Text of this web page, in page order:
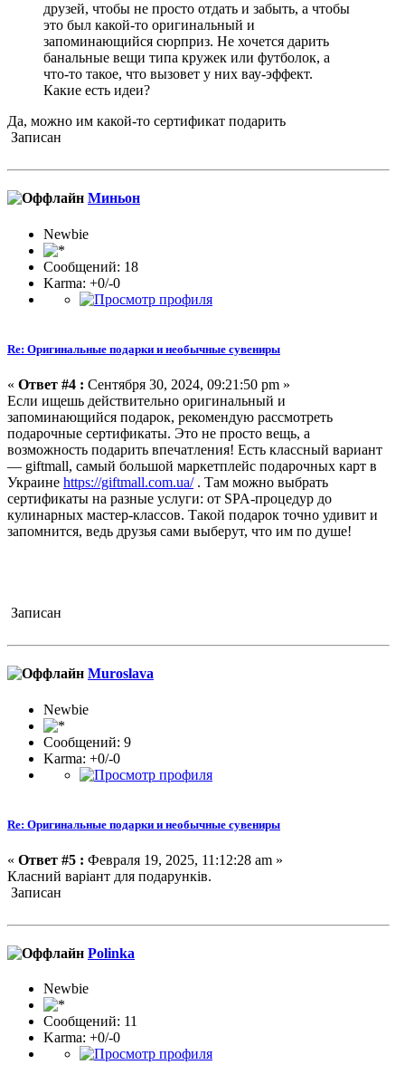
друзей, чтобы не просто отдать и забыть, а чтобы
это был какой-то оригинальный и
запоминающийся сюрприз. Не хочется дарить
банальные вещи типа кружек или футболок, а
что-то такое, что вызовет у них вау-эффект.
Какие есть идеи?
Да, можно им какой-то сертификат подарить
Записан
Миньон
Newbie
Сообщений: 18
Karma: +0/-0
Re: Оригинальные подарки и необычные сувениры
« Ответ #4 : Сентября 30, 2024, 09:21:50 pm »
Если ищешь действительно оригинальный и
запоминающийся подарок, рекомендую рассмотреть
подарочные сертификаты. Это не просто вещь, а
возможность подарить впечатления! Есть классный вариант
— giftmall, самый большой маркетплейс подарочных карт в
Украине https://giftmall.com.ua/. Там можно выбрать
сертификаты на разные услуги: от SPA-процедур до
кулинарных мастер-классов. Такой подарок точно удивит и
запомнится, ведь друзья сами выберут, что им по душе!
Записан
Muroslava
Newbie
Сообщений: 9
Karma: +0/-0
Re: Оригинальные подарки и необычные сувениры
« Ответ #5 : Февраля 19, 2025, 11:12:28 am »
Класний варіант для подарунків.
Записан
Polinka
Newbie
Сообщений: 11
Karma: +0/-0